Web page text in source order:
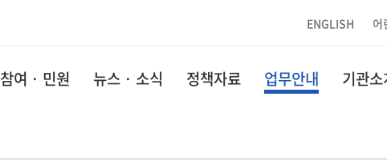
ENGLISH 어
참여 · 민원 뉴스 · 소식 정책자료 업무안내 기관소